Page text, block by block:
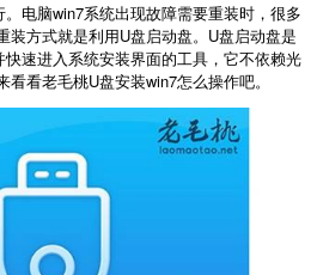
电脑win7系统出现故障需要重装时，很多
装方式就是利用U盘启动盘。U盘启动盘是
速进入系统安装界面的工具，它不依赖光
看老毛桃U盘安装win7怎么操作吧。